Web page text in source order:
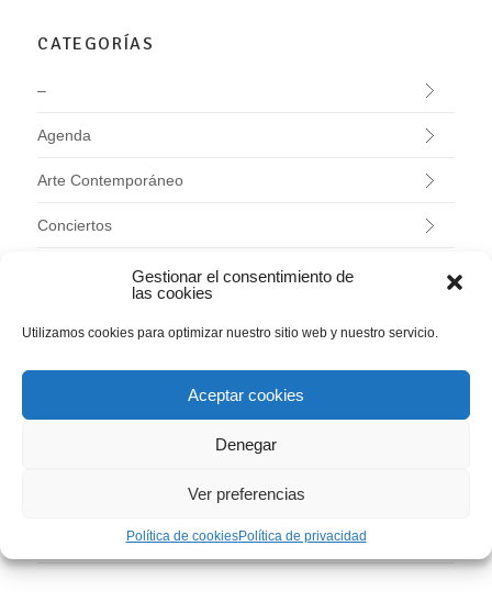
Gestionar el consentimiento de
las cookies
Utilizamos cookies para optimizar nuestro sitio web y nuestro servicio.
Aceptar cookies
Denegar
Ver preferencias
Política de cookiesPolítica de privacidad
CATEGORÍAS
–
Agenda
Arte Contemporáneo
Conciertos
Uncategorized